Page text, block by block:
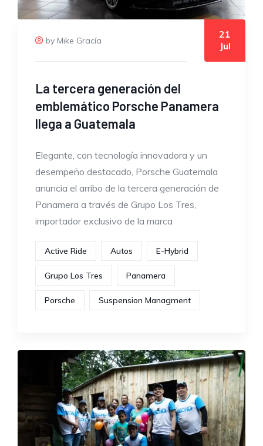
by Mike Gracía
21
Jul
La tercera generación del
emblemático Porsche Panamera
llega a Guatemala
Elegante, con tecnología innovadora y un
desempeño destacado, Porsche Guatemala
anuncia el arribo de la tercera generación de
Panamera a través de Grupo Los Tres,
importador exclusivo de la marca
Active Ride Autos E-Hybrid
Grupo Los Tres Panamera
Porsche Suspension Managment